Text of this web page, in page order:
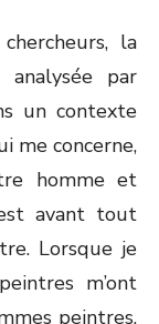
la
par
un contexte
me concerne,
homme et
avant tout
Lorsque je
m’ont
peintres.